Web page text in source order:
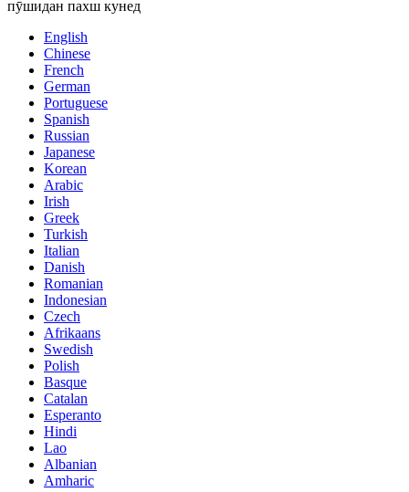
пӯшидан пахш кунед
English
Chinese
French
German
Portuguese
Spanish
Russian
Japanese
Korean
Arabic
Irish
Greek
Turkish
Italian
Danish
Romanian
Indonesian
Czech
Afrikaans
Swedish
Polish
Basque
Catalan
Esperanto
Hindi
Lao
Albanian
Amharic